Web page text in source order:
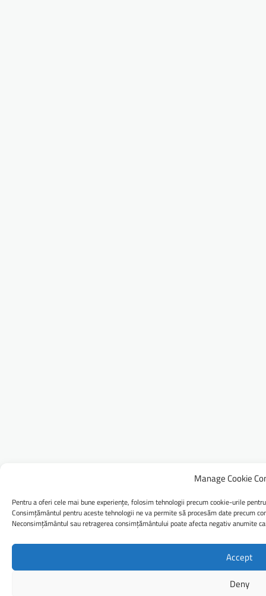
Manage Cookie
Pentru a oferi cele mai bune experiențe, folosim tehnologii precum cookie-urile
Consimțământul pentru aceste tehnologii ne va permite să procesăm date precum
Neconsimțământul sau retragerea consimțământului poate afecta negativ anumite
Accept
Deny